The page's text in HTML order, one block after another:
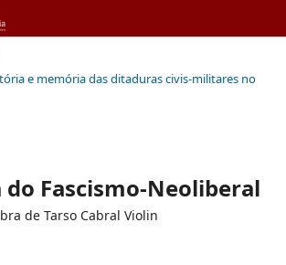
e memória das ditaduras civis-militares no
Fascismo-Neoliberal
de Tarso Cabral Violin